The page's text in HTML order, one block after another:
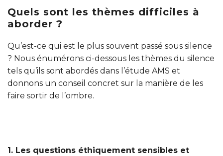
Quels sont les thèmes difficiles à
aborder ?
Qu’est-ce qui est le plus souvent passé sous silence
? Nous énumérons ci-dessous les thèmes du silence
tels qu’ils sont abordés dans l’étude AMS et
donnons un conseil concret sur la manière de les
faire sortir de l’ombre.
1. Les questions éthiquement sensibles et